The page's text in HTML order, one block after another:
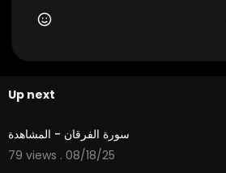
Up next
سورة الفرقان - المشاهدة
79 views . 08/18/25